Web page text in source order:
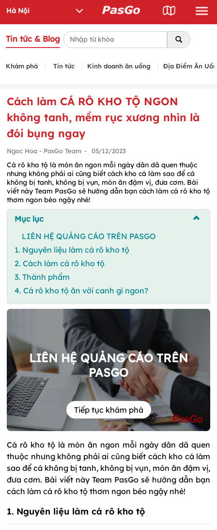
Tin tức & Blog
Khám phá Tin tức Kinh doanh ăn uống Địa Điểm Ăn
Cách làm CÁ RÔ KHO TỘ NGON
không tanh, mềm rục xương nhìn là
đói bụng ngay
Ngoc Hoa - PasGo Team - 05/12/2023
Cá rô kho tộ là món ăn ngon mỗi ngày dân dã quen thuộc
nhưng không phải ai cũng biết cách kho cá làm sao để cá
không bị tanh, không bị vụn, món ăn đậm vị, đưa cơm. Bài
viết này Team PasGo sẽ hướng dẫn bạn cách làm cá rô kho tộ
thơm ngon béo ngậy nhé!
Mục lục
LIÊN HỆ QUẢNG CÁO TRÊN PASGO
1. Nguyên liệu làm cá rô kho tộ
2. Cách làm cá rô kho tộ
3. Thành phẩm
4. Cá rô kho tộ ăn với canh gì ngon?
LIÊN HỆ QUẢNG CÁO TRÊN
PASGO
Tiếp tục khám phá
Cá rô kho tộ là món ăn ngon mỗi ngày dân dã quen
thuộc nhưng không phải ai cũng biết cách kho cá làm
sao để cá không bị tanh, không bị vụn, món ăn đậm vị,
đưa cơm. Bài viết này Team PasGo sẽ hướng dẫn bạn
cách làm cá rô kho tộ thơm ngon béo ngậy nhé!
1. Nguyên liệu làm cá rô kho tộ